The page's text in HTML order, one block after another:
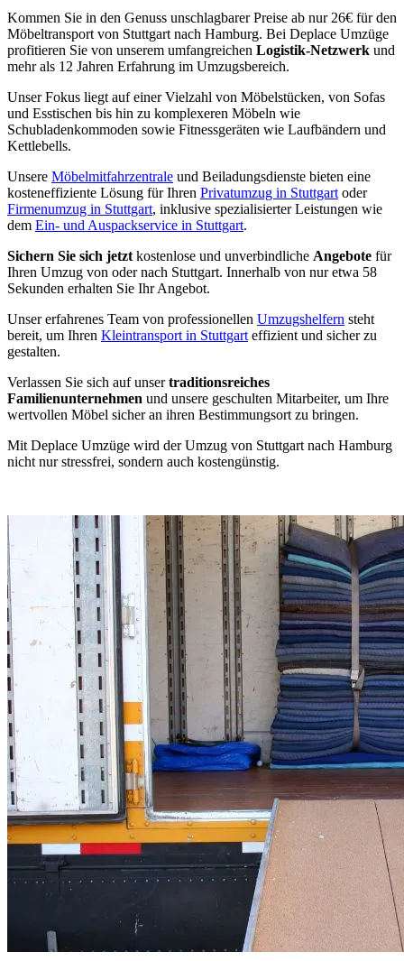
Kommen Sie in den Genuss unschlagbarer Preise ab nur 26€ für den
Möbeltransport von Stuttgart nach Hamburg. Bei Deplace Umzüge
profitieren Sie von unserem umfangreichen Logistik-Netzwerk und
mehr als 12 Jahren Erfahrung im Umzugsbereich.
Unser Fokus liegt auf einer Vielzahl von Möbelstücken, von Sofas
und Esstischen bis hin zu komplexeren Möbeln wie
Schubladenkommoden sowie Fitnessgeräten wie Laufbändern und
Kettlebells.
Unsere Möbelmitfahrzentrale und Beiladungsdienste bieten eine
kosteneffiziente Lösung für Ihren Privatumzug in Stuttgart oder
Firmenumzug in Stuttgart, inklusive spezialisierter Leistungen wie
dem Ein- und Auspackservice in Stuttgart.
Sichern Sie sich jetzt kostenlose und unverbindliche Angebote für
Ihren Umzug von oder nach Stuttgart. Innerhalb von nur etwa 58
Sekunden erhalten Sie Ihr Angebot.
Unser erfahrenes Team von professionellen Umzugshelfern steht
bereit, um Ihren Kleintransport in Stuttgart effizient und sicher zu
gestalten.
Verlassen Sie sich auf unsertraditionsreiches
Familienunternehmen und unsere geschulten Mitarbeiter, um Ihre
wertvollen Möbel sicher an ihren Bestimmungsort zu bringen.
Mit Deplace Umzüge wird der Umzug von Stuttgart nach Hamburg
nicht nur stressfrei, sondern auch kostengünstig.